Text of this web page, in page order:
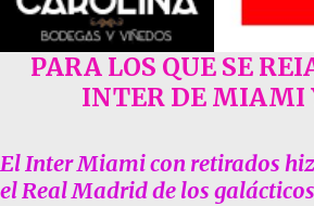
PARA LOS QUE SE
INTER DE MIAMI
El Inter Miami con retirados
el Real Madrid de los galácticos